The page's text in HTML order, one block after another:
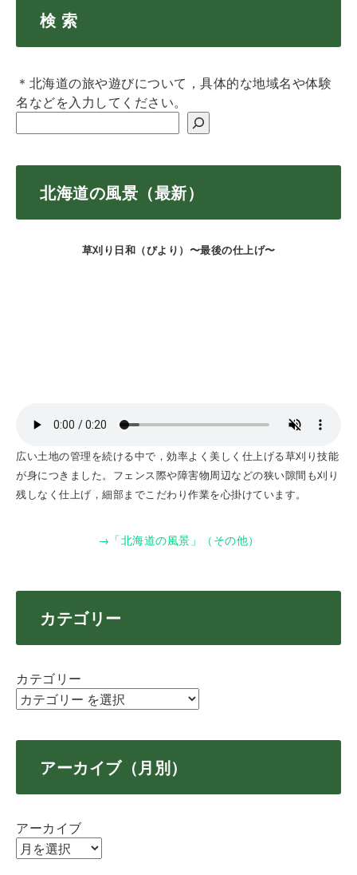
検 索
＊北海道の旅や遊びについて，具体的な地域名や体験
名などを入力してください。
北海道の風景（最新）
草刈り日和（びより）〜最後の仕上げ〜
広い土地の管理を続ける中で，効率よく美しく仕上げる草刈り技能
が身につきました。フェンス際や障害物周辺などの狭い隙間も刈り
残しなく仕上げ，細部までこだわり作業を心掛けています。
→「北海道の風景」（その他）
カテゴリー
カテゴリー
アーカイブ（月別）
アーカイブ